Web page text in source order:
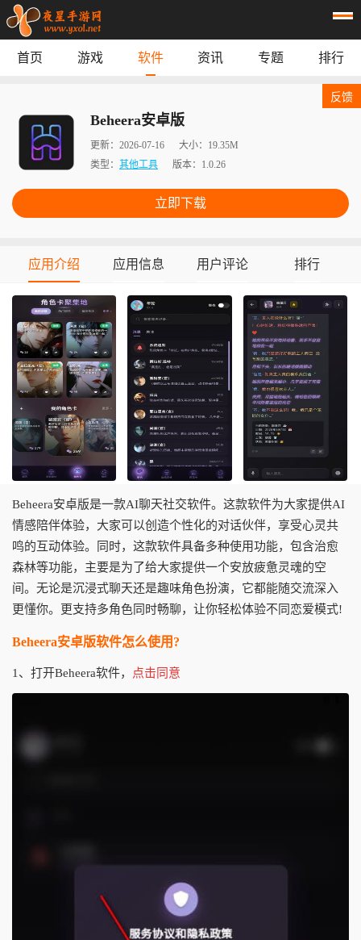
专题 榜单
首页 游戏 软件 资讯 专题 排行
Beheera安卓版
更新： 2026-07-16 大小： 19.35M
类型： 其他工具 版本： 1.0.26
立即下载
反馈
应用介绍 应用信息 用户评论 排行
Beheera安卓版是一款AI聊天社交软件。这款软件为大家提供AI
情感陪伴体验，大家可以创造个性化的对话伙伴，享受心灵共
鸣的互动体验。同时，这款软件具备多种使用功能，包含治愈
森林等功能，主要是为了给大家提供一个安放疲惫灵魂的空
间。无论是沉浸式聊天还是趣味角色扮演，它都能随交流深入
更懂你。更支持多角色同时畅聊，让你轻松体验不同恋爱模式!
Beheera安卓版软件怎么使用?
1、打开Beheera软件， 点击同意